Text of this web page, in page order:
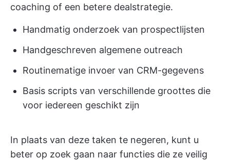
coaching of een betere dealstrategie.
Handmatig onderzoek van prospectlijsten
Handgeschreven algemene outreach
Routinematige invoer van CRM-gegevens
Basis scripts van verschillende groottes die
voor iedereen geschikt zijn
In plaats van deze taken te negeren, kunt u
beter op zoek gaan naar functies die ze veilig